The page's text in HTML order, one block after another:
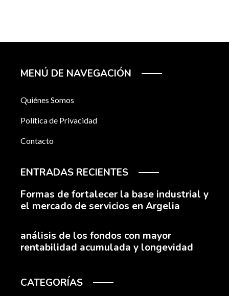
MENÚ DE NAVEGACIÓN
Quiénes Somos
Política de Privacidad
Contacto
ENTRADAS RECIENTES
Formas de fortalecer la base industrial y
el mercado de servicios en Argelia
análisis de los fondos con mayor
rentabilidad acumulada y longevidad
CATEGORÍAS